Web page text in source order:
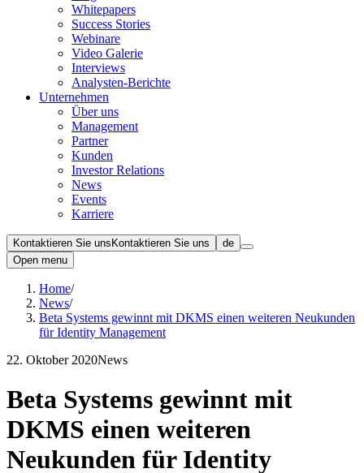
Whitepapers
Success Stories
Webinare
Video Galerie
Interviews
Analysten-Berichte
Unternehmen
Über uns
Management
Partner
Kunden
Investor Relations
News
Events
Karriere
Kontaktieren Sie uns Kontaktieren Sie uns
de
Open menu
Home/
News/
Beta Systems gewinnt mit DKMS einen weiteren Neukunden
für Identity Management
22. Oktober 2020News
Beta Systems gewinnt mit
DKMS einen weiteren
Neukunden für Identity